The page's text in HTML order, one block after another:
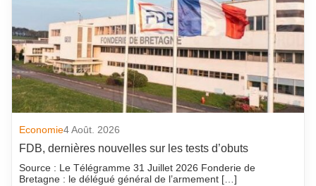
Economie4 Août. 2026
FDB, dernières nouvelles sur les tests d’obuts
Source : Le Télégramme 31 Juillet 2026 Fonderie de
Bretagne : le délégué général de l’armement […]